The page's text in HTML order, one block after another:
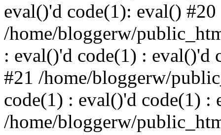
eval()'d code(1): eval() #20
/home/bloggerw/
: eval()'d code(1) : eval()'d
#21 /home/bloggerw/
code(1) : eval()'d code(1) :
/home/bloggerw/